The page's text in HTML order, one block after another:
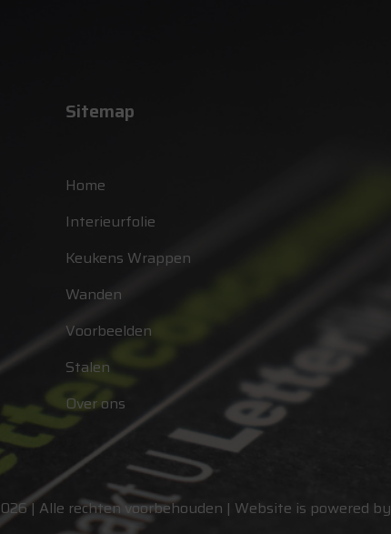
Sitemap
Home
Interieurfolie
Keukens Wrappen
Wanden
Voorbeelden
Stalen
Over ons
| Alle rechten voorbehouden | Website is powered by